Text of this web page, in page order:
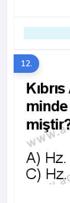
12.